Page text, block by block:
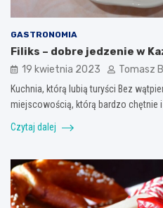
GASTRONOMIA
Filiks – dobre jedzenie w
19 kwietnia 2023 Tomasz
Kuchnia, którą lubią turyści Bez
miejscowością, którą bardzo chętnie i
Czytaj dalej